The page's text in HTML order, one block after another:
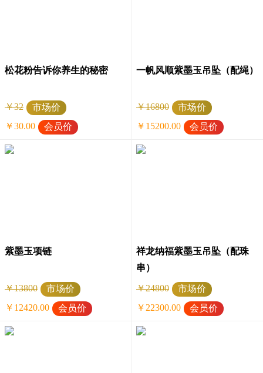
松花粉告诉你养生的秘密
￥32
市场价
￥30.00
会员价
一帆风顺紫墨玉吊坠（配绳）
￥16800
市场价
￥15200.00
会员价
紫墨玉项链
￥13800
市场价
￥12420.00
会员价
祥龙纳福紫墨玉吊坠（配珠
串）
￥24800
市场价
￥22300.00
会员价